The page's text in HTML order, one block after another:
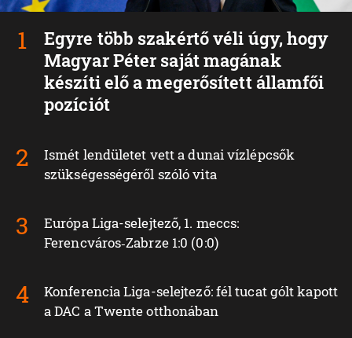
Egyre több szakértő véli úgy, hogy
Magyar Péter saját magának
készíti elő a megerősített államfői
pozíciót
Ismét lendületet vett a dunai vízlépcsők
szükségességéről szóló vita
Európa Liga-selejtező, 1. meccs:
Ferencváros‑Zabrze 1:0 (0:0)
Konferencia Liga-selejtező: fél tucat gólt kapott
a DAC a Twente otthonában